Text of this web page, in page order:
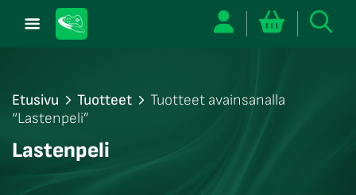
Etusivu Tuotteet
Tuotteet avainsanalla
“Lastenpeli”
Lastenpeli